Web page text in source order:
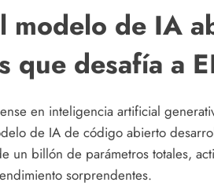
modelo de IA
que desafía a
en inteligencia artificial
de IA de código abierto
un billón de parámetros totales,
sorprendentes.